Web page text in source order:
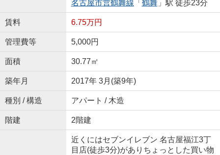
名古屋市営鶴舞線 「 鶴舞」駅 徒歩23分
賃料 6.75万円
管理費等 5,000円
面積 30.77㎡
築年月 2017年 3月(築9年)
種別 / 構造 アパート / 木造
階建 2階建
近くにはセブンイレブン 名古屋福江3丁
目店(徒歩3分)がありちょっとした買い物